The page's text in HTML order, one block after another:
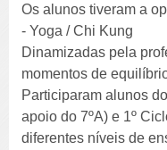
Os alunos tiveram a
- Yoga / Chi Kung
Dinamizadas pela
momentos de
Participaram alunos
apoio do 7ºA) e 1º
diferentes níveis de